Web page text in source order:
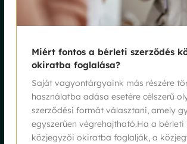
Miért fontos a bérleti szerződés
okiratba foglalása?
Saját vagyontárgyaink más részére
használatba adása esetére célszerű
szerződési formát választani, amely
egyszerűen végrehajtható.Ha a bérleti
közjegyzői okiratba foglalják, a